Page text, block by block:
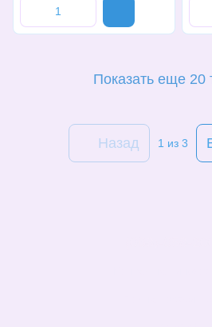
Показать еще 20
Назад 1 из 3